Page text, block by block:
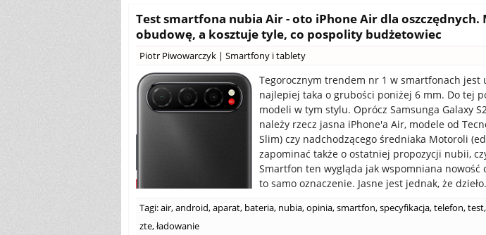
Test smartfona nubia Air - oto iPhone Air dla
obudowę, a kosztuje tyle, co pospolity budżetowiec
Piotr Piwowarczyk | Smartfony i tablety
Tegorocznym trendem nr 1 w smartfonach jest
najlepiej taka o grubości poniżej 6 mm. Do tej
modeli w tym stylu. Oprócz Samsunga Galaxy
należy rzecz jasna iPhone'a Air, modele od
Slim) czy nadchodzącego średniaka Motoroli
zapominać także o ostatniej propozycji nubii,
Smartfon ten wygląda jak wspomniana nowość
to samo oznaczenie. Jasne jest jednak, że
Tagi:air,android,aparat, bateria, nubia,opinia,smartfon,specyfikacja,telefon,test,
zte,ładowanie